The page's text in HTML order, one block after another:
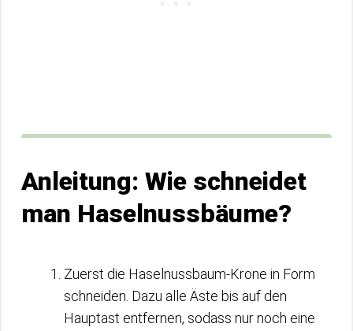
Anleitung: Wie schneidet
man Haselnussbäume?
Zuerst die Haselnussbaum-Krone in Form
schneiden. Dazu alle Äste bis auf den
Hauptast entfernen, sodass nur noch eine